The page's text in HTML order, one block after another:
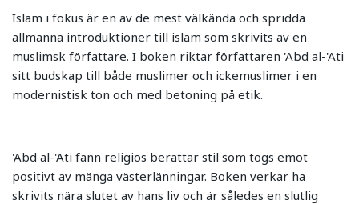
Islam i fokus är en av de mest välkända och spridda
allmänna introduktioner till islam som skrivits av en
muslimsk författare. I boken riktar författaren 'Abd al-'Ati
sitt budskap till både muslimer och ickemuslimer i en
modernistisk ton och med betoning på etik.
'Abd al-'Ati fann religiös berättar stil som togs emot
positivt av mänga västerlänningar. Boken verkar ha
skrivits nära slutet av hans liv och är således en slutlig